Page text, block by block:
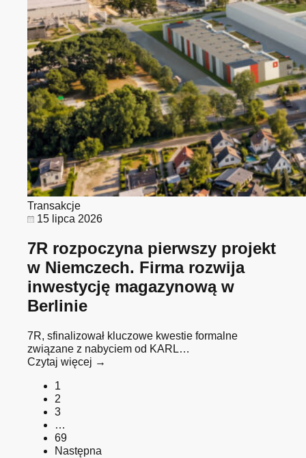
Transakcje
15 lipca 2026
7R rozpoczyna pierwszy projekt
w Niemczech. Firma rozwija
inwestycję magazynową w
Berlinie
7R, sfinalizował kluczowe kwestie formalne
związane z nabyciem od KARL…
Czytaj więcej →
1
2
3
…
69
Następna